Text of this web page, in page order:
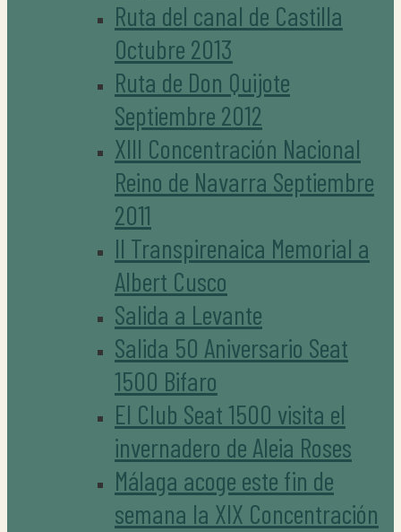
Ruta del canal de Castilla
Octubre 2013
Ruta de Don Quijote
Septiembre 2012
XIII Concentración Nacional
Reino de Navarra Septiembre
2011
II Transpirenaica Memorial a
Albert Cusco
Salida a Levante
Salida 50 Aniversario Seat
1500 Bifaro
El Club Seat 1500 visita el
invernadero de Aleia Roses
Málaga acoge este fin de
semana la XIX Concentración